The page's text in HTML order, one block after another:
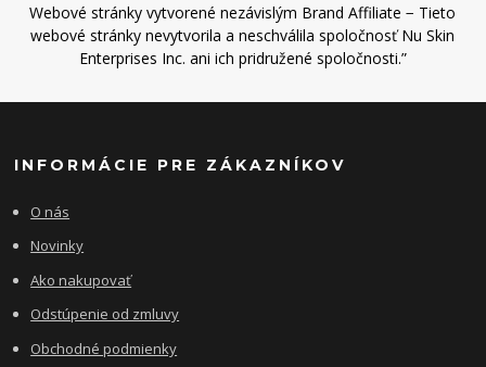
Webové stránky vytvorené nezávislým Brand Affiliate − Tieto
webové stránky nevytvorila a neschválila spoločnosť Nu Skin
Enterprises Inc. ani ich pridružené spoločnosti.”
INFORMÁCIE PRE ZÁKAZNÍKOV
O nás
Novinky
Ako nakupovať
Odstúpenie od zmluvy
Obchodné podmienky